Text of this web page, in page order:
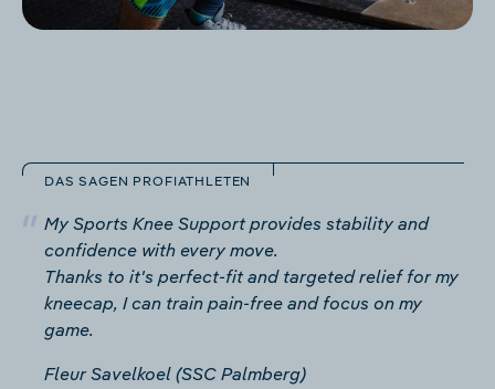
DAS SAGEN PROFIATHLETEN
My Sports Knee Support provides stability and
confidence with every move.
Thanks to it's perfect-fit and targeted relief for my
kneecap, I can train pain-free and focus on my
game.
Fleur Savelkoel (SSC Palmberg)